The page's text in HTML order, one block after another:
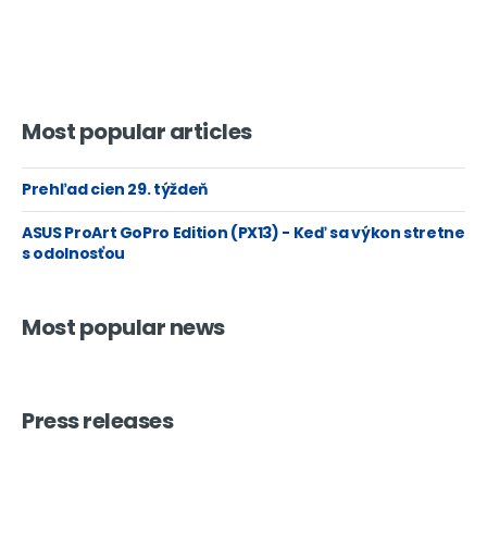
Most popular articles
Prehľad cien 29. týždeň
ASUS ProArt GoPro Edition (PX13) - Keď sa výkon stretne
s odolnosťou
Most popular news
Press releases